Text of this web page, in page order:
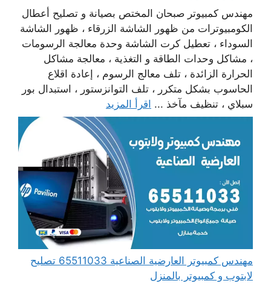
مهندس كمبيوتر صبحان المختص بصيانة و تصليح أعطال
الكومبيوترات من ظهور الشاشة الزرقاء ، ظهور الشاشة
السوداء ، تعطيل كرت الشاشة وحدة معالجة الرسومات
، مشاكل وحدات الطاقة و التغذية ، معالجة مشاكل
الحرارة الزائدة ، تلف معالج الرسوم ، إعادة اقلاع
الحاسوب بشكل متكرر ، تلف التوانزستور ، استبدال بور
سبلاي ، تنظيف مآخذ ... اقرأ المزيد
مهندس كمبيوتر العارضية الصناعية 65511033 تصليح
لابتوب و كمبيوتر بالمنزل